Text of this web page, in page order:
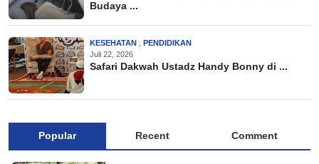
Budaya ...
KESEHATAN
PENDIDIKAN
Juli 22, 2026
Safari Dakwah Ustadz Handy Bonny di ...
Popular Recent Comment